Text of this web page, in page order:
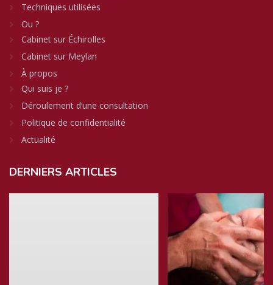
Techniques utilisées
Ou ?
Cabinet sur Échirolles
Cabinet sur Meylan
À propos
Qui suis je ?
Déroulement d’une consultation
Politique de confidentialité
Actualité
DERNIERS ARTICLES